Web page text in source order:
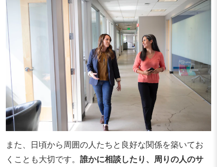
また、日頃から周囲の人たちと良好な関係を築いてお
くことも大切です。 誰かに相談したり、周りの人のサ